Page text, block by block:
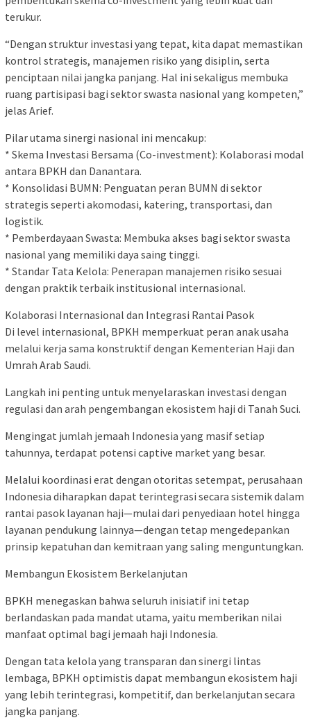
terukur.
“Dengan struktur investasi yang tepat, kita dapat memastikan
kontrol strategis, manajemen risiko yang disiplin, serta
penciptaan nilai jangka panjang. Hal ini sekaligus membuka
ruang partisipasi bagi sektor swasta nasional yang kompeten,”
jelas Arief.
Pilar utama sinergi nasional ini mencakup:
* Skema Investasi Bersama (Co-investment): Kolaborasi modal
antara BPKH dan Danantara.
* Konsolidasi BUMN: Penguatan peran BUMN di sektor
strategis seperti akomodasi, katering, transportasi, dan
logistik.
* Pemberdayaan Swasta: Membuka akses bagi sektor swasta
nasional yang memiliki daya saing tinggi.
* Standar Tata Kelola: Penerapan manajemen risiko sesuai
dengan praktik terbaik institusional internasional.
Kolaborasi Internasional dan Integrasi Rantai Pasok
Di level internasional, BPKH memperkuat peran anak usaha
melalui kerja sama konstruktif dengan Kementerian Haji dan
Umrah Arab Saudi.
Langkah ini penting untuk menyelaraskan investasi dengan
regulasi dan arah pengembangan ekosistem haji di Tanah Suci.
Mengingat jumlah jemaah Indonesia yang masif setiap
tahunnya, terdapat potensi captive market yang besar.
Melalui koordinasi erat dengan otoritas setempat, perusahaan
Indonesia diharapkan dapat terintegrasi secara sistemik dalam
rantai pasok layanan haji—mulai dari penyediaan hotel hingga
layanan pendukung lainnya—dengan tetap mengedepankan
prinsip kepatuhan dan kemitraan yang saling menguntungkan.
Membangun Ekosistem Berkelanjutan
BPKH menegaskan bahwa seluruh inisiatif ini tetap
berlandaskan pada mandat utama, yaitu memberikan nilai
manfaat optimal bagi jemaah haji Indonesia.
Dengan tata kelola yang transparan dan sinergi lintas
lembaga, BPKH optimistis dapat membangun ekosistem haji
yang lebih terintegrasi, kompetitif, dan berkelanjutan secara
jangka panjang.